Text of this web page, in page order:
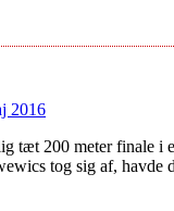
2016
200 meter finale i
tog sig af, havde